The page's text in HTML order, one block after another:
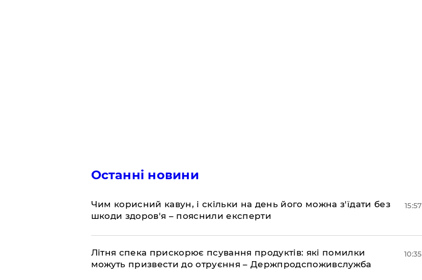
Останні новини
Чим корисний кавун, і скільки на день його можна з'їдати без
шкоди здоров'я – пояснили експерти
15:57
Літня спека прискорює псування продуктів: які помилки
можуть призвести до отруєння – Держпродспоживслужба
10:35